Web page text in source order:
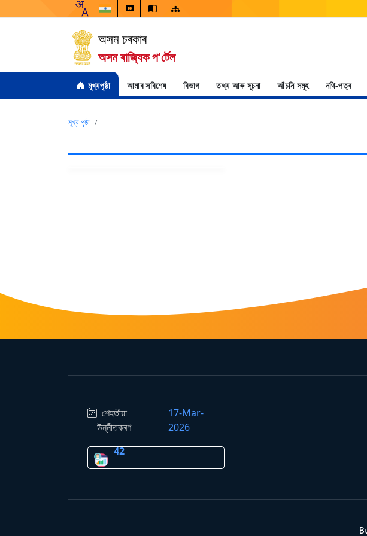
অসম চৰকাৰ
অসম ৰাজ্যিক প'ৰ্টেল
মূখ্যপৃষ্ঠা আমাৰ সবিশেষ বিভাগ তথ্য আৰু সূচনা আঁচনি সমূহ নথি-পত্ৰ
মূখ্য পৃষ্ঠা
শেহতীয়া
উন্নীতকৰণ
17-Mar-
2026
42